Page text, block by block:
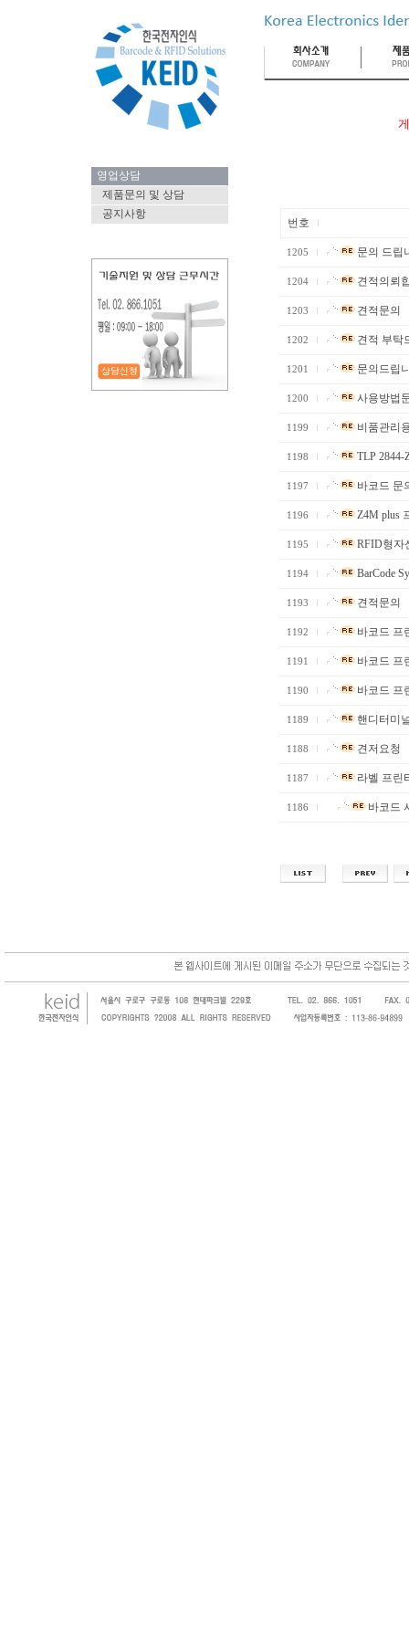
영업상담
제품문의 및 상담
공지사항
번호
1205 문의 드립
1204 견적의뢰
1203 견적문의
1202 견적 부탁
1201 문의드립
1200 사용방법
1199 비품관리
1198 TLP 2844-
1197 바코드 문
1196 Z4M plus
1195 RFID형자
1194 BarCode
1193 견적문의
1192 바코드 프
1191 바코드 프
1190 바코드 프
1189 핸디터미
1188 견저요청
1187 라벨 프린
1186 바코드